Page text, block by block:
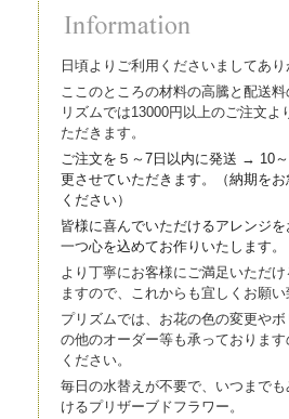
日頃よりご利用くださいましてあり
ここのところの材料の高騰と配送
リズムでは13000円以上のご注文よ
ただきます。
ご注文を５～7日以内に発送 → 10
更させていただきます。（納期をお
ください）
皆様に喜んでいただけるアレンジ
一つ心を込めてお作りいたします。
より丁寧にお客様にご満足いただ
ますので、これからも宜しくお願い
プリズムでは、お花の色の変更や
の他のオーダー等も承っておりま
ください。
毎日の水替えが不要で、いつまで
けるプリザーブドフラワー。